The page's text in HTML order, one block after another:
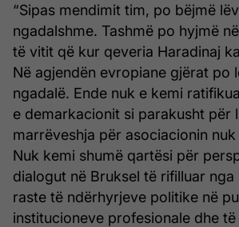
“Sipas mendimit tim, po bëjmë
ngadalshme. Tashmë po hyjmë
të vitit që kur qeveria Haradinaj
Në agjendën evropiane gjërat po
ngadalë. Ende nuk e kemi
e demarkacionit si parakusht për
marrëveshja për asociacionin
Nuk kemi shumë qartësi për
dialogut në Bruksel të rifilluar nga
raste të ndërhyrjeve politike në
institucioneve profesionale dhe